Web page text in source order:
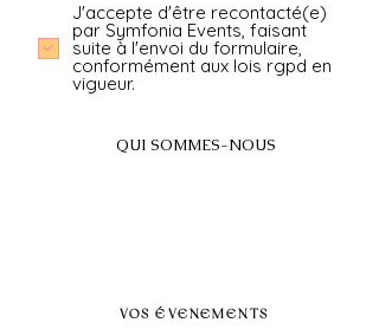
J'accepte d'être recontacté(e)
par Symfonia Events, faisant
suite à l'envoi du formulaire,
conformément aux lois rgpd en
vigueur.
QUI SOMMES-NOUS
VOS ÉVENEMENTS